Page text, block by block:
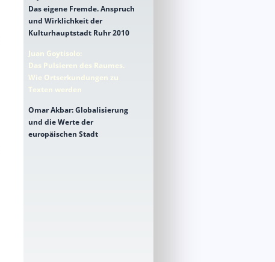
Das eigene Fremde. Anspruch
und Wirklichkeit der
Kulturhauptstadt Ruhr 2010
Juan Goytisolo:
Das Pulsieren des Raumes.
Wie Ortserkundungen zu
Texten werden
Omar Akbar: Globalisierung
und die Werte der
europäischen Stadt